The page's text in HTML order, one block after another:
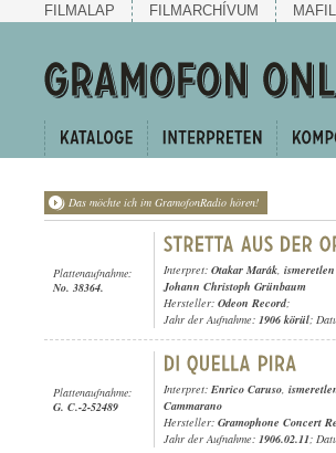
FILMALAP FILMARCHÍVUM
Das möchte ich im GramofonRadio hören!
Plattenaufnahme:
No. 38364.
Interpret: Otakar Marák, ismeretlen
Johann Christoph Grünbaum
Hersteller: Odeon Record;
Jahr der Aufnahme: 1906 körül;
Plattenaufnahme:
G. C.-2-52489
Interpret: Enrico Caruso,
Cammarano
Hersteller: Gramophone Concert
Jahr der Aufnahme: 1906.02.11;